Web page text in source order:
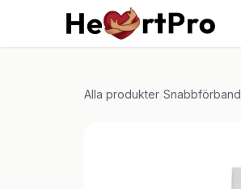
Hoppa till innehållet
Alla produkter Snabbförband